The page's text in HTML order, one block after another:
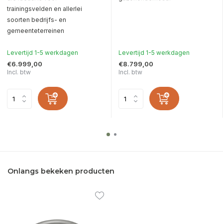
trainingsvelden en allerlei
soorten bedrijfs- en
gemeenteterreinen
Levertijd 1-5 werkdagen
€6.999,00
Incl. btw
Levertijd 1-5 werkdagen
€8.799,00
Incl. btw
Onlangs bekeken producten